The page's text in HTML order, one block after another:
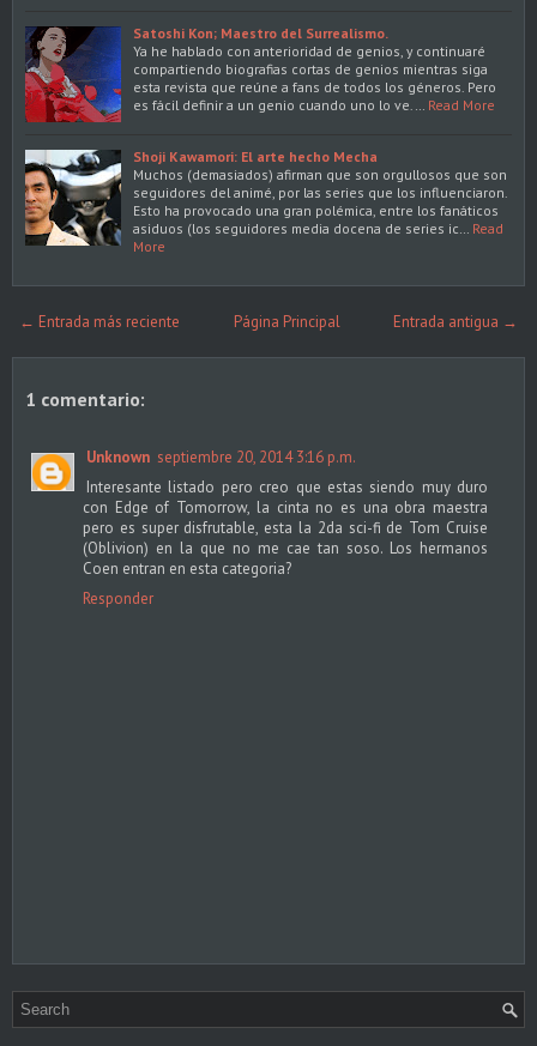
Satoshi Kon; Maestro del Surrealismo.
Ya he hablado con anterioridad de genios, y continuaré
compartiendo biografias cortas de genios mientras siga
esta revista que reúne a fans de todos los géneros. Pero
es fácil definir a un genio cuando uno lo ve.…
Read More
Shoji Kawamori: El arte hecho Mecha
Muchos (demasiados) afirman que son orgullosos que son
seguidores del animé, por las series que los influenciaron.
Esto ha provocado una gran polémica, entre los fanáticos
asiduos (los seguidores media docena de series ic…
Read
More
← Entrada más reciente Entrada antigua →
Página Principal
1 comentario:
Unknown septiembre 20, 2014 3:16 p.m.
Interesante listado pero creo que estas siendo muy duro
con Edge of Tomorrow, la cinta no es una obra maestra
pero es super disfrutable, esta la 2da sci-fi de Tom Cruise
(Oblivion) en la que no me cae tan soso. Los hermanos
Coen entran en esta categoria?
Responder